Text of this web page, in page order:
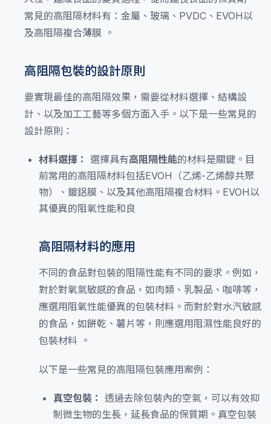
常見的高阻隔材料有：金屬、玻璃、PVDC、EVOH以
及高阻隔複合薄膜 。
高阻隔包裝的設計原則
要實現最佳的高阻隔效果，需要從材料選擇、結構設
計、以及加工工藝等多個方面入手。以下是一些常見的
設計原則：
材料選擇： 選擇具有高阻隔性能的材料是關鍵。目
前常用的高阻隔材料包括EVOH（乙烯-乙烯醇共聚
物）、鍍鋁膜、以及其他高阻隔複合材料。EVOH以
其優異的阻氧性能和良
高阻隔材料的應用
不同的食品對包裝的阻隔性能有不同的要求。例如，
對於對氧氣敏感的食品，如肉類、乳製品、咖啡等，
應選用阻氧性能優異的包裝材料。而對於對水汽敏感
的食品，如餅乾、薯片等，則應選用阻濕性能良好的
包裝材料 。
以下是一些常見的高阻隔包裝應用案例：
真空包裝： 透過去除包裝內的空氣，可以有效抑
制微生物的生長，延長食品的保質期。真空包裝